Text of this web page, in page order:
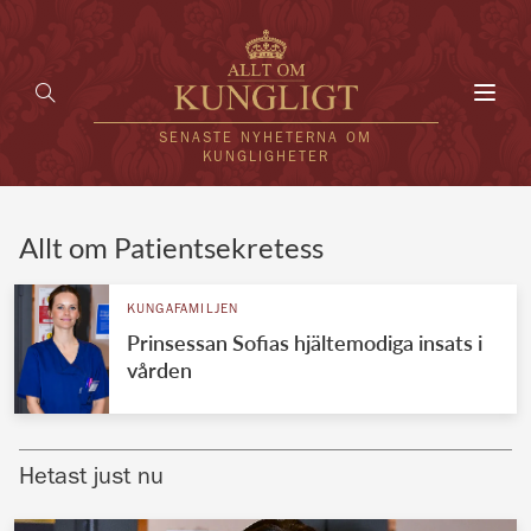
SENASTE NYHETERNA OM
KUNGLIGHETER
UTLÄNDSKT
VÄRLDENS KUNGAHUS
Brittiska kungahuset
Allt om Patientsekretess
KUNGAFAMILJEN
Prinsessan Sofias hjältemodiga insats i
vården
Hetast just nu